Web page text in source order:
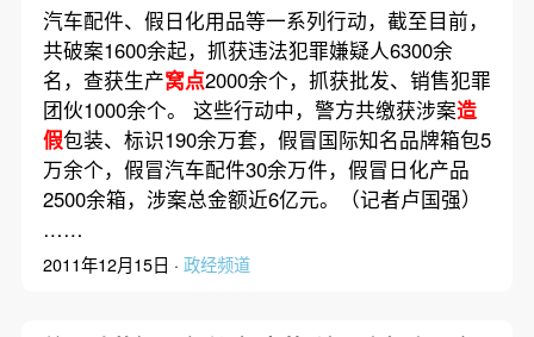
汽车配件、假日化用品等一系列行动，截至目前，
共破案1600余起，抓获违法犯罪嫌疑人6300余
名，查获生产窝点2000余个，抓获批发、销售犯罪
团伙1000余个。 这些行动中，警方共缴获涉案造
假包装、标识190余万套，假冒国际知名品牌箱包5
万余个，假冒汽车配件30余万件，假冒日化产品
2500余箱，涉案总金额近6亿元。（记者卢国强）
……
2011年12月15日 · 政经频道